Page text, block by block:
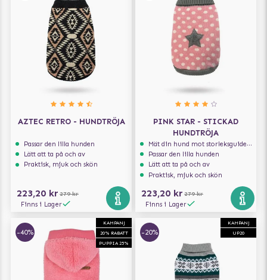
AZTEC RETRO - HUNDTRÖJA
Passar den lilla hunden
Lätt att ta på och av
Praktisk, mjuk och skön
223,20 kr 279 kr
Finns i Lager
PINK STAR - STICKAD
HUNDTRÖJA
Mät din hund mot storleksguiden för att få rätt storlek
Passar den lilla hunden
Lätt att ta på och av
Praktisk, mjuk och skön
223,20 kr 279 kr
Finns i Lager
KAMPANJ
20% RABATT
PUPPIA 25%
-40%
KAMPANJ
UP20
-20%